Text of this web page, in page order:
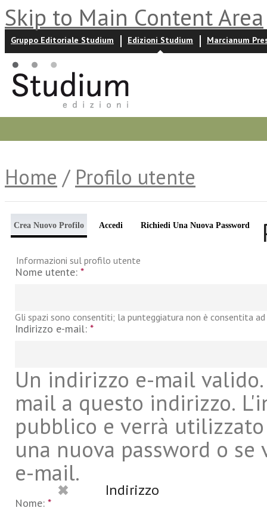
Skip to Main Content Area
Gruppo Editoriale Studium Edizioni Studium Marcianum
Home / Profilo utente
Crea Nuovo Profilo Accedi Richiedi Una Nuova Password
Informazioni sul profilo utente
Nome utente: *
Gli spazi sono consentiti; la punteggiatura non è consentita
Indirizzo e-mail: *
Un indirizzo e-mail
mail a questo indirizzo.
pubblico e verrà
una nuova password o
e-mail.
Indirizzo
Nome: *